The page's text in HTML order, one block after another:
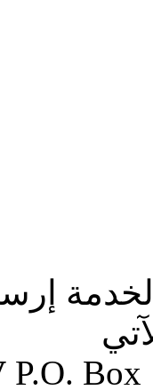
P.O. Box